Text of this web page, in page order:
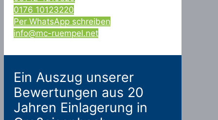
0176 10123220
Per WhatsApp schreiben
info@mc-ruempel.net
Ein Auszug unserer
Bewertungen aus 20
Jahren Einlagerung in